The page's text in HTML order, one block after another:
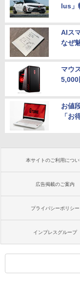
lus」
AIス
なぜ
マウ
5,000
お値
「お
本サイトのご利用につい
広告掲載のご案内
プライバシーポリシー
インプレスグループ